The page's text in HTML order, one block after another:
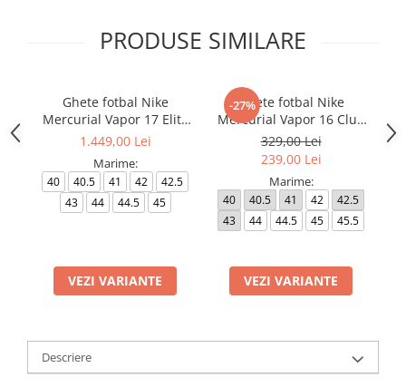
PRODUSE SIMILARE
Ghete fotbal Nike
Mercurial Vapor 17 Elite
FG T Se
1.449,00 Lei
Marime:
40 40.5 41 42
42.5
43
44 44.5 45
VEZI VARIANTE
-27%
Ghete fotbal Nike
Mercurial Vapor 16 Club
FG/MG
329,00 Lei
239,00 Lei
Marime:
40 40.5 41 42
42.5
43
44 44.5 45 45.5
VEZI VARIANTE
Descriere